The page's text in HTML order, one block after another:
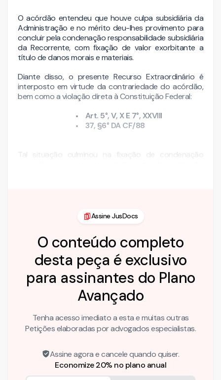
O acórdão entendeu que houve culpa subsidiária da
Administração e no mérito deu-lhes provimento para
concluir pela condenação responsabilidade subsidiária
da Recorrente, com fixação de valor exorbitante a
título de danos morais e materiais.
Diante disso, o presente Recurso Extraordinário é
interposto em virtude da contrariedade do acórdão,
bem como a violação direta à Constituição Federal:
Art. 5°, V, X E 7°, XXVIII
37, §6° DA CF/88
Tal situação culminou na fixação de condenação
Assine JusDocs
O conteúdo completo
desta peça é exclusivo
para assinantes do Plano
Avançado
Tenha acesso imediato a esta e muitas outras
Petições elaboradas por advogados especialistas.
Assine agora e cancele quando quiser.
Economize 20% no plano anual